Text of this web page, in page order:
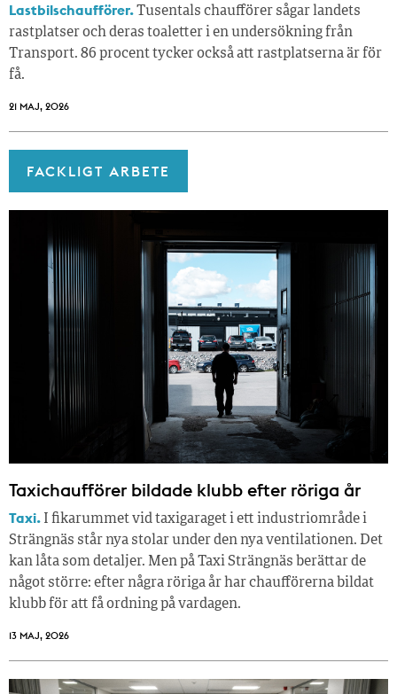
Lastbilschaufförer.Tusentals chaufförer sågar landets
rastplatser och deras toaletter i en undersökning från
Transport. 86 procent tycker också att rastplatserna är för
få.
21 MAJ, 2026
FACKLIGT ARBETE
Taxichaufförer bildade klubb efter röriga år
Taxi. I fikarummet vid taxigaraget i ett industriområde i
Strängnäs står nya stolar under den nya ventilationen. Det
kan låta som detaljer. Men på Taxi Strängnäs berättar de
något större: efter några röriga år har chaufförerna bildat
klubb för att få ordning på vardagen.
13 MAJ, 2026